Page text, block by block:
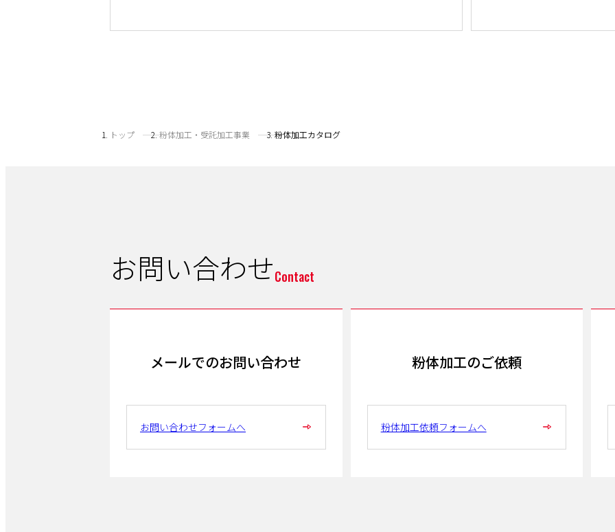
トップ 粉体加工・受託加工事業 粉体加工カタログ
お問い合わせContact
メールでのお問い合わせ
お問い合わせフォームへ
粉体加工のご依頼
粉体加工依頼フォームへ